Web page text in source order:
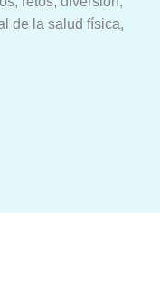
de la salud física,